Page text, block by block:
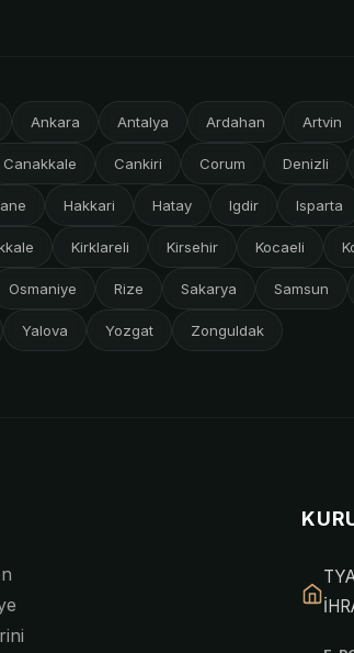
Ankara Antalya Ardahan Artvin
Canakkale Cankiri Corum Denizli
Hakkari Hatay Igdir Isparta
Kirklareli Kirsehir Kocaeli
Osmaniye Rize Sakarya Samsun
Yalova Yozgat Zonguldak